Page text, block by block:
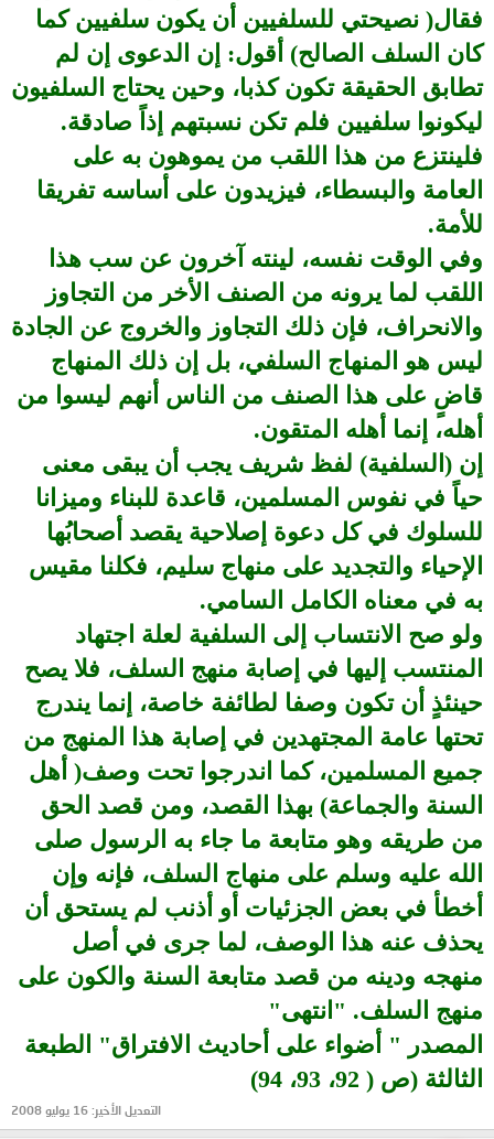
فقال( نصيحتي للسلفيين أن يكون سلفيين كما
كان السلف الصالح) أقول: إن الدعوى إن لم
تطابق الحقيقة تكون كذبا، وحين يحتاج السلفيون
ليكونوا سلفيين فلم تكن نسبتهم إذاً صادقة.
فلينتزع من هذا اللقب من يموهون به على
العامة والبسطاء، فيزيدون على أساسه تفريقا
للأمة.
وفي الوقت نفسه، لينته آخرون عن سب هذا
اللقب لما يرونه من الصنف الأخر من التجاوز
والانحراف، فإن ذلك التجاوز والخروج عن الجادة
ليس هو المنهاج السلفي، بل إن ذلك المنهاج
قاضٍ على هذا الصنف من الناس أنهم ليسوا من
أهله، إنما أهله المتقون.
إن (السلفية) لفظ شريف يجب أن يبقى معنى
حياً في نفوس المسلمين، قاعدة للبناء وميزانا
للسلوك في كل دعوة إصلاحية يقصد أصحابُها
الإحياء والتجديد على منهاج سليم، فكلنا مقيس
به في معناه الكامل السامي.
ولو صح الانتساب إلى السلفية لعلة اجتهاد
المنتسب إليها في إصابة منهج السلف، فلا يصح
حينئذٍ أن تكون وصفا لطائفة خاصة، إنما يندرج
تحتها عامة المجتهدين في إصابة هذا المنهج من
جميع المسلمين، كما اندرجوا تحت وصف( أهل
السنة والجماعة) بهذا القصد، ومن قصد الحق
من طريقه وهو متابعة ما جاء به الرسول صلى
الله عليه وسلم على منهاج السلف، فإنه وإن
أخطأ في بعض الجزئيات أو أذنب لم يستحق أن
يحذف عنه هذا الوصف، لما جرى في أصل
منهجه ودينه من قصد متابعة السنة والكون على
منهج السلف. "انتهى"
المصدر " أضواء على أحاديث الافتراق" الطبعة
الثالثة (ص ( 92، 93، 94)
التعديل الأخير: 16 يوليو 2008